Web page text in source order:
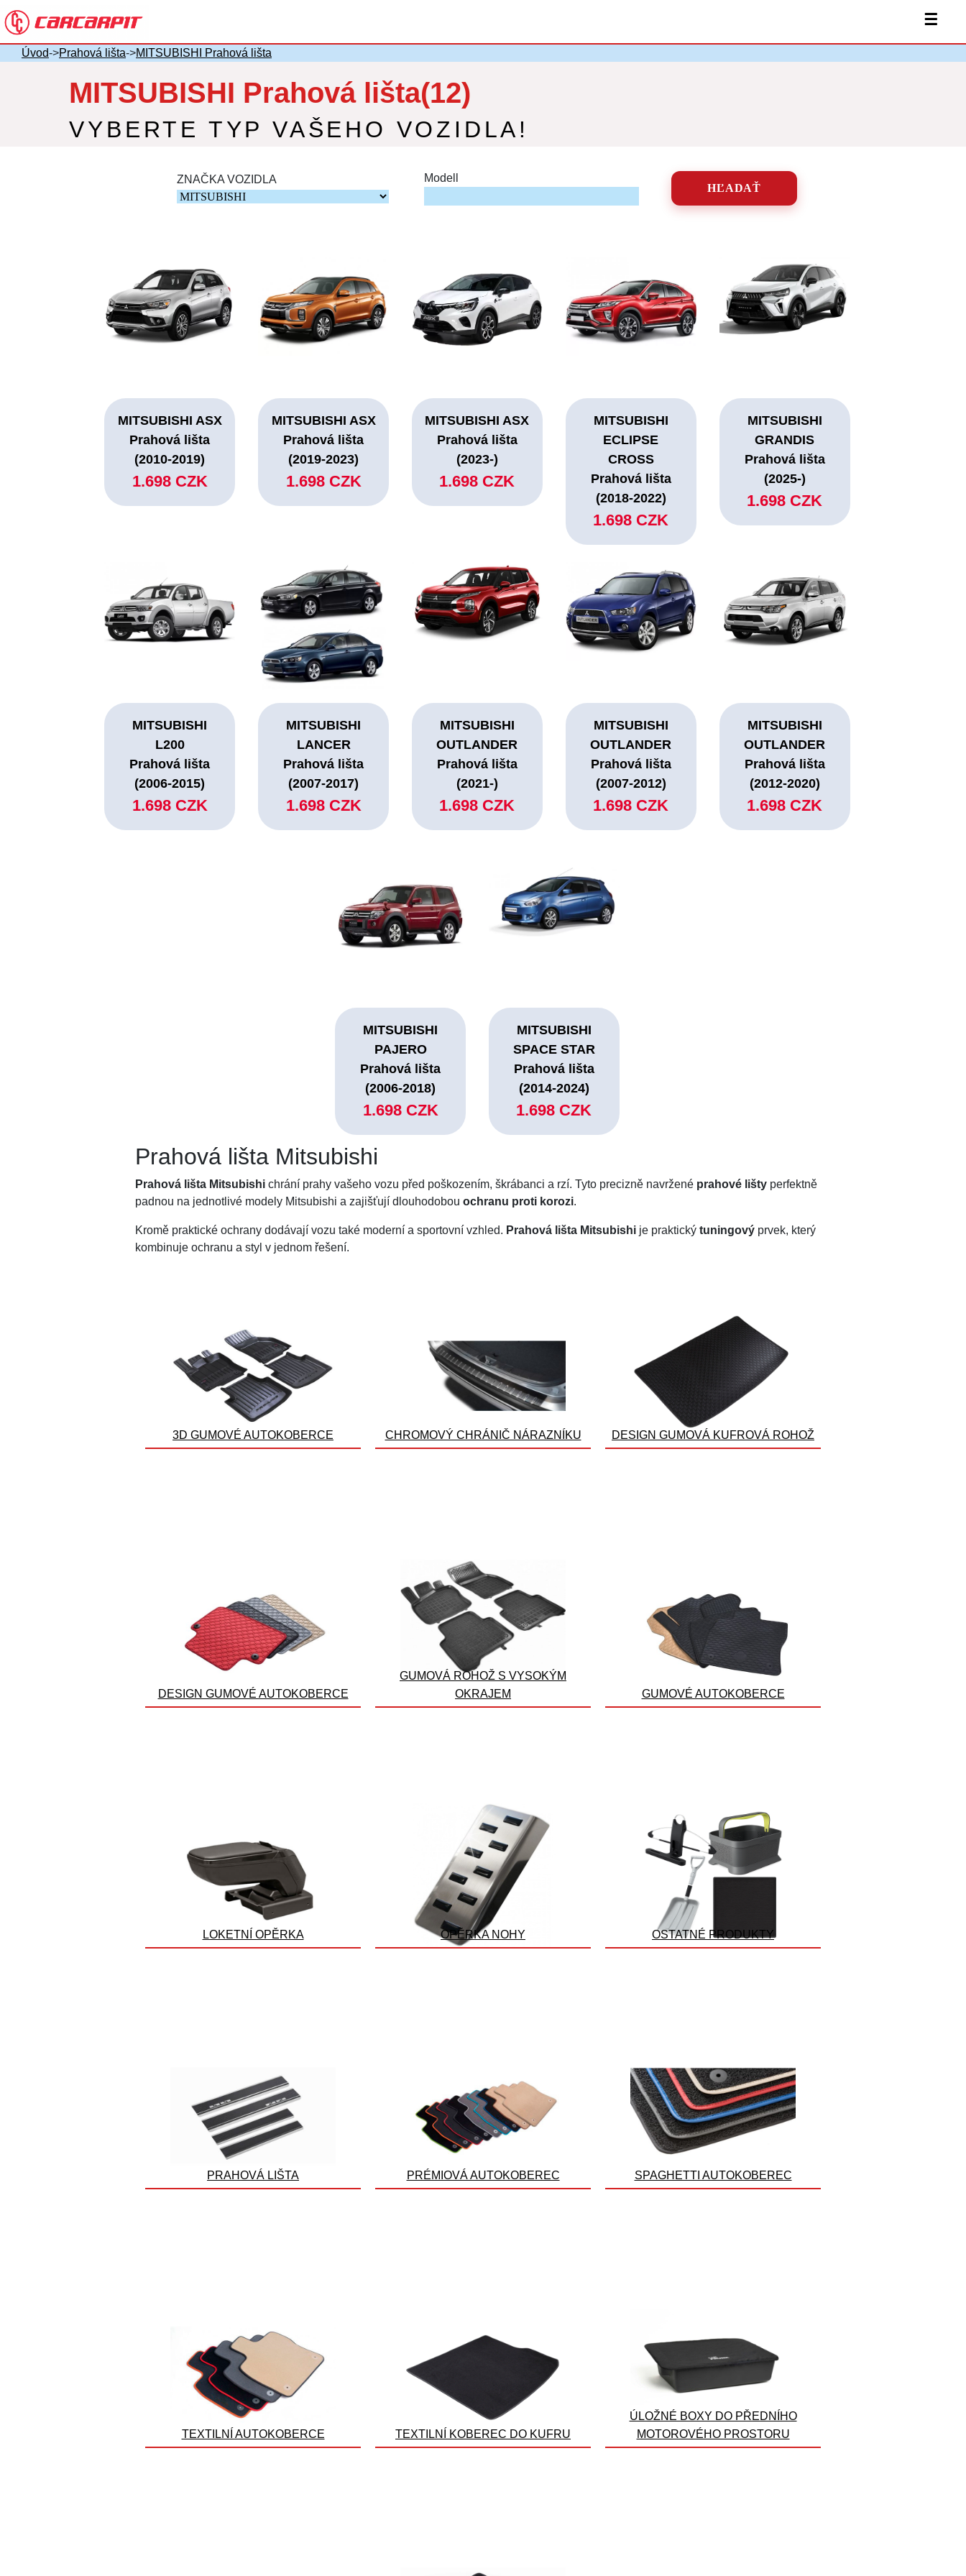
☰
Úvod->Prahová lišta->MITSUBISHI Prahová lišta
MITSUBISHI Prahová lišta(12)
VYBERTE TYP VAŠEHO VOZIDLA!
ZNAČKA VOZIDLA
Modell
HĽADAŤ
MITSUBISHI ASX
Prahová lišta
(2010-2019)
1.698 CZK
MITSUBISHI ASX
Prahová lišta
(2019-2023)
1.698 CZK
MITSUBISHI ASX
Prahová lišta
(2023-)
1.698 CZK
MITSUBISHI
ECLIPSE
CROSS
Prahová lišta
(2018-2022)
1.698 CZK
MITSUBISHI
GRANDIS
Prahová lišta
(2025-)
1.698 CZK
MITSUBISHI
L200
Prahová lišta
(2006-2015)
1.698 CZK
MITSUBISHI
LANCER
Prahová lišta
(2007-2017)
1.698 CZK
MITSUBISHI
OUTLANDER
Prahová lišta
(2021-)
1.698 CZK
MITSUBISHI
OUTLANDER
Prahová lišta
(2007-2012)
1.698 CZK
MITSUBISHI
OUTLANDER
Prahová lišta
(2012-2020)
1.698 CZK
MITSUBISHI
PAJERO
Prahová lišta
(2006-2018)
1.698 CZK
MITSUBISHI
SPACE STAR
Prahová lišta
(2014-2024)
1.698 CZK
Prahová lišta Mitsubishi
Prahová lišta Mitsubishi chrání prahy vašeho vozu před poškozením, škrábanci a rzí. Tyto precizně navržené prahové lišty perfektně
padnou na jednotlivé modely Mitsubishi a zajišťují dlouhodobouochranu proti korozi.
Kromě praktické ochrany dodávají vozu také moderní a sportovní vzhled. Prahová lišta Mitsubishi je praktickýtuningový prvek, který
kombinuje ochranu a styl v jednom řešení.
3D GUMOVÉ AUTOKOBERCE CHROMOVÝ CHRÁNIČ NÁRAZNÍKU DESIGN GUMOVÁ KUFROVÁ ROHOŽ
DESIGN GUMOVÉ AUTOKOBERCE
GUMOVÁ ROHOŽ S VYSOKÝM
OKRAJEM
GUMOVÉ AUTOKOBERCE
LOKETNÍ OPĚRKA OPĚRKA NOHY OSTATNÉ PRODUKTY
PRAHOVÁ LIŠTA PRÉMIOVÁ AUTOKOBEREC SPAGHETTI AUTOKOBEREC
TEXTILNÍ AUTOKOBERCE TEXTILNÍ KOBEREC DO KUFRU
ÚLOŽNÉ BOXY DO PŘEDNÍHO
MOTOROVÉHO PROSTORU